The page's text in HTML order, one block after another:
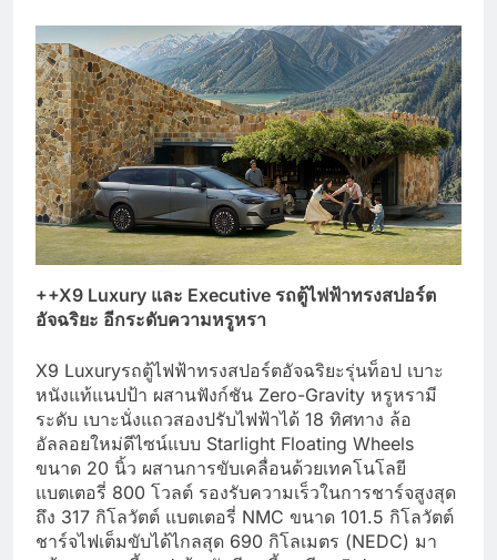
++X9 Luxury และ Executive รถตู้ไฟฟ้าทรงสปอร์ต
อัจฉริยะ อีกระดับความหรูหรา
X9 Luxuryรถตู้ไฟฟ้าทรงสปอร์ตอัจฉริยะรุ่นท็อป เบาะ
หนังแท้แนปป้า ผสานฟังก์ชัน Zero-Gravity หรูหรามี
ระดับ เบาะนั่งแถวสองปรับไฟฟ้าได้ 18 ทิศทาง ล้อ
อัลลอยใหม่ดีไซน์แบบ Starlight Floating Wheels
ขนาด 20 นิ้ว ผสานการขับเคลื่อนด้วยเทคโนโลยี
แบตเตอรี่ 800 โวลต์ รองรับความเร็วในการชาร์จสูงสุด
ถึง 317 กิโลวัตต์ แบตเตอรี่ NMC ขนาด 101.5 กิโลวัตต์
ชาร์จไฟเต็มขับได้ไกลสุด 690 กิโลเมตร (NEDC) มา